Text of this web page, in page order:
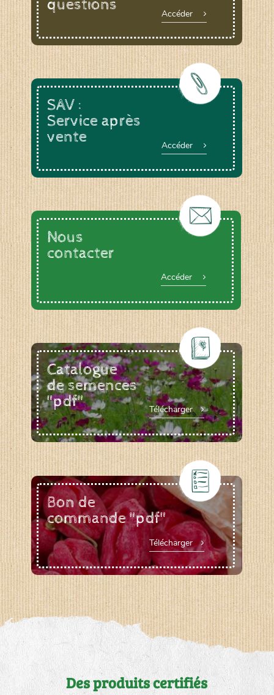
questions Accéder
SAV :
Service après
vente
Accéder
Nous
contacter
Accéder
Catalogue
de semences
"pdf"
Télécharger
Bon de
commande "pdf"
Télécharger
Des produits certifiés